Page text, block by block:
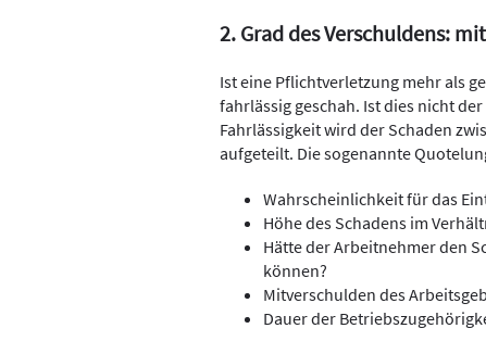
2. Grad des Verschuldens:
Ist eine Pflichtverletzung mehr als
fahrlässig geschah. Ist dies nicht
Fahrlässigkeit wird der Schaden
aufgeteilt. Die sogenannte
Wahrscheinlichkeit für das
Höhe des Schadens im
Hätte der Arbeitnehmer den
können?
Mitverschulden des
Dauer der